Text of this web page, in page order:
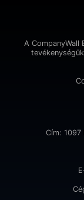
A CompanyWall
Cím: 1097